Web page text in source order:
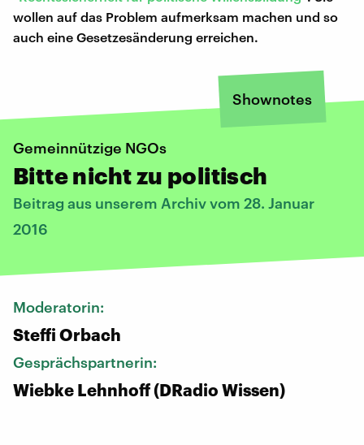
wollen auf das Problem aufmerksam machen und so
auch eine Gesetzesänderung erreichen.
Shownotes
Gemeinnützige NGOs
Bitte nicht zu politisch
Beitrag aus unserem Archiv vom 28. Januar
2016
Moderatorin:
Steffi Orbach
Gesprächspartnerin:
Wiebke Lehnhoff (DRadio Wissen)